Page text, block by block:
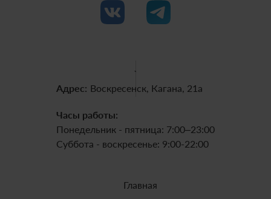
Главная
`
Адрес: Воскресенск, Кагана, 21а
Часы работы:
Понедельник - пятница: 7:00–23:00
Суббота - воскресенье: 9:00-22:00